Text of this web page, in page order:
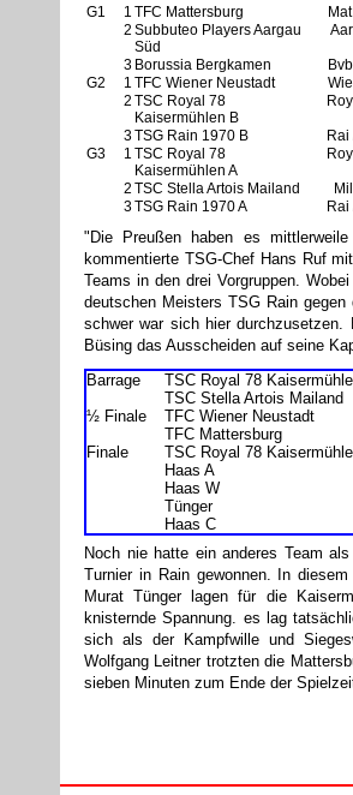
G1 1 TFC Mattersburg
2 Subbuteo Players Aargau
Süd
3 Borussia Bergkamen
G2
1 TFC Wiener Neustadt
2 TSC Royal 78
Kaisermühlen B
3TSG Rain 1970 B Rai
G3
1 TSC Royal 78
Kaisermühlen A
2 TSC Stella Artois Mailand
3TSG Rain 1970 A Rai
"Die Preußen haben es
kommentierte TSG-Chef Hans Ruf
Teams in den drei Vorgruppen.
deutschen Meisters TSG Rain
schwer war sich hier durchzusetzen.
Büsing das Ausscheiden auf seine
Barrage
TSC Royal 78
TSC Stella Artois Mailand
½ Finale
TFC Wiener Neustadt
TFC Mattersburg
Finale
TSC Royal 78
Haas A
Haas W
Tünger
Haas C
Noch nie hatte ein anderes Team
Turnier in Rain gewonnen. In
Murat Tünger lagen für die
knisternde Spannung. es lag
sich als der Kampfwille und
Wolfgang Leitner trotzten die
sieben Minuten zum Ende der